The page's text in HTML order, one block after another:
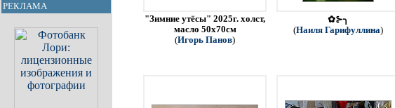
РЕКЛАМА
"Зимние утёсы" 2025г. холст,
масло 50х70см
(Игорь Панов)
✿⊱╮
(Наиля Гарифуллина)